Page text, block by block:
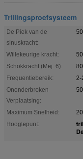
Trillingsproefsysteem
De Piek van de
sinuskracht:
Willekeurige kracht:
Schokkracht (Mej. 6):
Frequentiebereik:
2-
Ononderbroken
Verplaatsing:
Maximum Snelheid:
Hoogtepunt: